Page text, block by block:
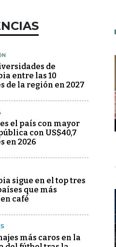
de
entre las 10
de la región en 2027
es el país con mayor
con US$40,7
en 2026
sigue en el top tres
que más
café
más caros en la